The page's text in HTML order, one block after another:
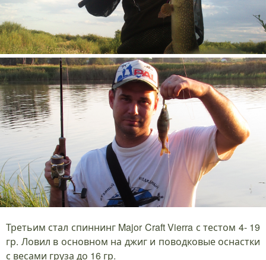
Третьим стал спиннинг Major Craft Vierra с тестом 4- 19
гр. Ловил в основном на джиг и поводковые оснастки
с весами груза до 16 гр.